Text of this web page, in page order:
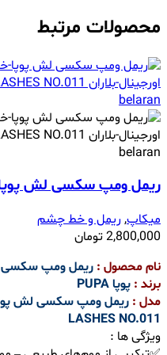
محصولات مرتبط
ریمل ومپ سکسی لش
میکاپ,ریمل و خط چشم
2,800,000تومان
نام محصول : ریمل ومپ سکسی
برند : پوپاPUPA
مدل : ریمل ومپ سکسی لش
LASHES NO.011
ویژگی ها :